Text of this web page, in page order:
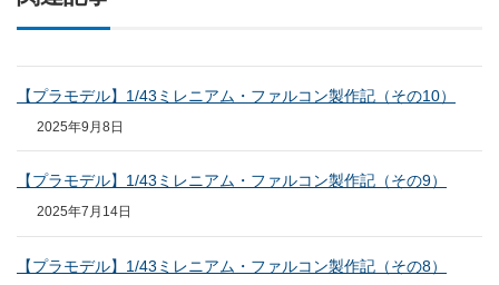
【プラモデル】1/43ミレニアム・ファルコン製作記（その10）
2025年9月8日
【プラモデル】1/43ミレニアム・ファルコン製作記（その9）
2025年7月14日
【プラモデル】1/43ミレニアム・ファルコン製作記（その8）